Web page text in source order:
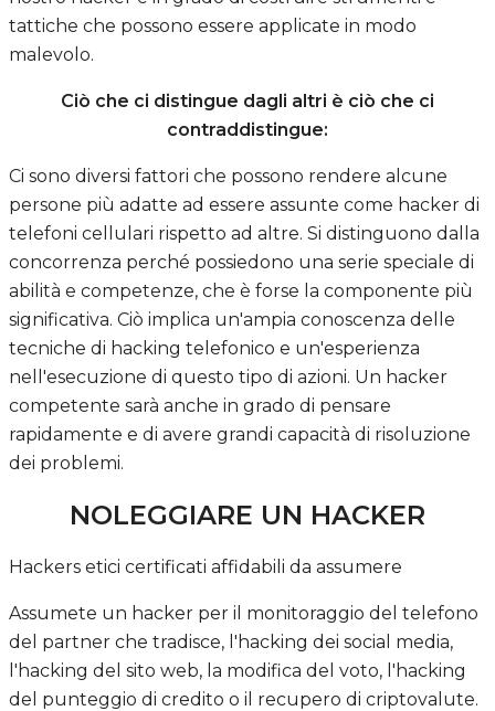
tattiche che possono essere applicate in modo
malevolo.
Ciò che ci distingue dagli altri è ciò che ci
contraddistingue:
Ci sono diversi fattori che possono rendere alcune
persone più adatte ad essere assunte come hacker di
telefoni cellulari rispetto ad altre. Si distinguono dalla
concorrenza perché possiedono una serie speciale di
abilità e competenze, che è forse la componente più
significativa. Ciò implica un'ampia conoscenza delle
tecniche di hacking telefonico e un'esperienza
nell'esecuzione di questo tipo di azioni. Un hacker
competente sarà anche in grado di pensare
rapidamente e di avere grandi capacità di risoluzione
dei problemi.
NOLEGGIARE UN HACKER
Hackers etici certificati affidabili da assumere
Assumete un hacker per il monitoraggio del telefono
del partner che tradisce, l'hacking dei social media,
l'hacking del sito web, la modifica del voto, l'hacking
del punteggio di credito o il recupero di criptovalute.